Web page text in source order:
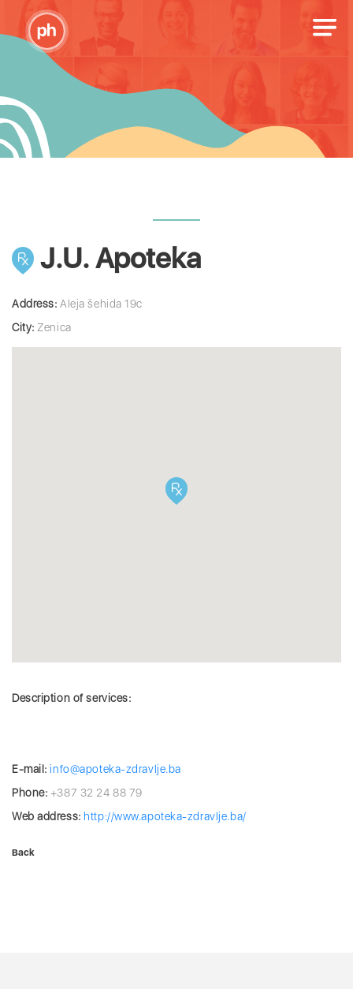
J.U. Apoteka
Address: Aleja šehida 19c
City: Zenica
Description of services:
E-mail: info@apoteka-zdravlje.ba
Phone: +387 32 24 88 79
Web address: http://www.apoteka-zdravlje.ba/
Back